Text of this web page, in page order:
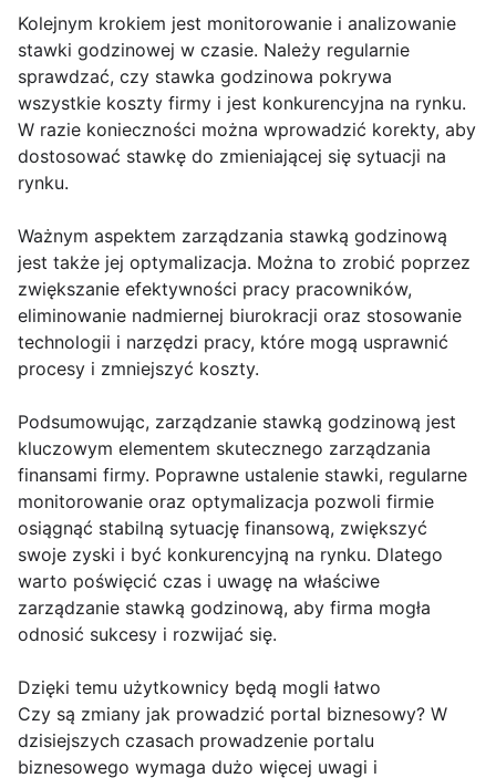
Kolejnym krokiem jest monitorowanie i analizowanie
stawki godzinowej w czasie. Należy regularnie
sprawdzać, czy stawka godzinowa pokrywa
wszystkie koszty firmy i jest konkurencyjna na rynku.
W razie konieczności można wprowadzić korekty, aby
dostosować stawkę do zmieniającej się sytuacji na
rynku.
Ważnym aspektem zarządzania stawką godzinową
jest także jej optymalizacja. Można to zrobić poprzez
zwiększanie efektywności pracy pracowników,
eliminowanie nadmiernej biurokracji oraz stosowanie
technologii i narzędzi pracy, które mogą usprawnić
procesy i zmniejszyć koszty.
Podsumowując, zarządzanie stawką godzinową jest
kluczowym elementem skutecznego zarządzania
finansami firmy. Poprawne ustalenie stawki, regularne
monitorowanie oraz optymalizacja pozwoli firmie
osiągnąć stabilną sytuację finansową, zwiększyć
swoje zyski i być konkurencyjną na rynku. Dlatego
warto poświęcić czas i uwagę na właściwe
zarządzanie stawką godzinową, aby firma mogła
odnosić sukcesy i rozwijać się.
Dzięki temu użytkownicy będą mogli łatwo
Czy są zmiany jak prowadzić portal biznesowy? W
dzisiejszych czasach prowadzenie portalu
biznesowego wymaga dużo więcej uwagi i